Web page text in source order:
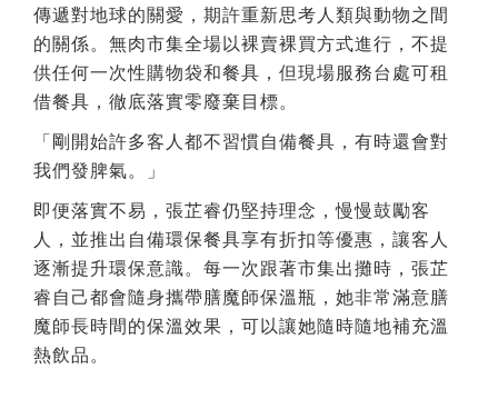
傳遞對地球的關愛，期許重新思考人類與動物之間
的關係。無肉市集全場以裸賣裸買方式進行，不提
供任何一次性購物袋和餐具，但現場服務台處可租
借餐具，徹底落實零廢棄目標。
「剛開始許多客人都不習慣自備餐具，有時還會對
我們發脾氣。」
即便落實不易，張芷睿仍堅持理念，慢慢鼓勵客
人，並推出自備環保餐具享有折扣等優惠，讓客人
逐漸提升環保意識。每一次跟著市集出攤時，張芷
睿自己都會隨身攜帶膳魔師保溫瓶，她非常滿意膳
魔師長時間的保溫效果，可以讓她隨時隨地補充溫
熱飲品。